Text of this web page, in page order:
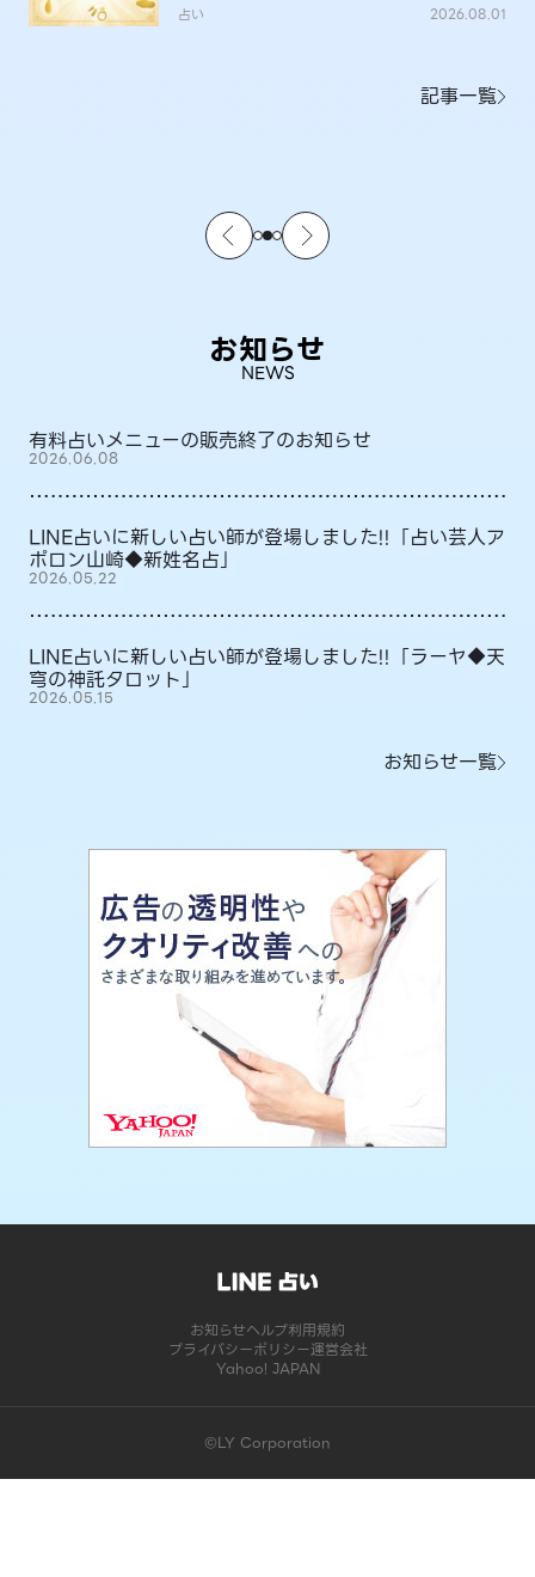
占い 2026.08.01
記事一覧
お知らせ
NEWS
有料占いメニューの販売終了のお知らせ
2026.06.08
LINE占いに新しい占い師が登場しました!!「占い芸人ア
ポロン山崎◆新姓名占」
2026.05.22
LINE占いに新しい占い師が登場しました!!「ラーヤ◆天
穹の神託タロット」
2026.05.15
お知らせ一覧
お知らせヘルプ利用規約
プライバシーポリシー運営会社
Yahoo! JAPAN
©LY Corporation
このコンテンツは掲載が終了しました | LINE占い